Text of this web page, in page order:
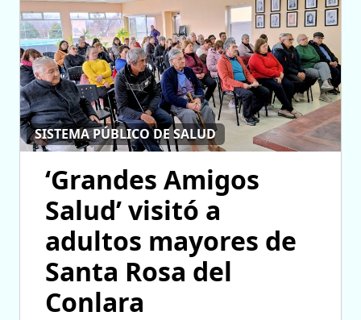
SISTEMA PÚBLICO DE SALUD
‘Grandes Amigos
Salud’ visitó a
adultos mayores de
Santa Rosa del
Conlara